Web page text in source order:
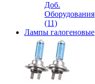
Доб.
Оборудования
(11)
Лампы галогеновые